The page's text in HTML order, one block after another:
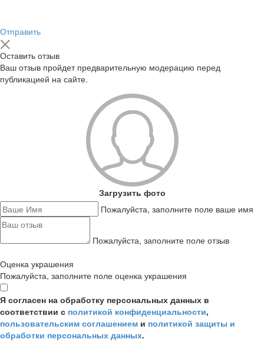
Отправить
Оставить отзыв
Ваш отзыв пройдет предварительную модерацию перед
публикацией на сайте.
Загрузить фото
Пожалуйста, заполните поле ваше имя
Пожалуйста, заполните поле отзыв
Оценка украшения
Пожалуйста, заполните поле оценка украшения
Я согласен на обработку персональных данных в
соответствии с политикой конфиденциальности,
пользовательским соглашением и политикой защиты и
обработки персональных данных.